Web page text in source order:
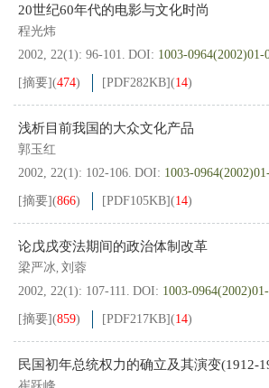
20世纪60年代的电影与文化时尚
程光炜
2002, 22(1): 96-101. DOI: 1003-0964(2002)01-
[摘要](474) [PDF282KB](14)
浅析目前我国的大众文化产品
郭玉红
2002, 22(1): 102-106. DOI: 1003-
[摘要](866) [PDF105KB](14)
论戊戌变法期间的政治体制改革
梁严冰, 刘蓉
2002, 22(1): 107-111. DOI: 1003-
[摘要](859) [PDF217KB](14)
民国初年总统权力的确立及其演变(1912-